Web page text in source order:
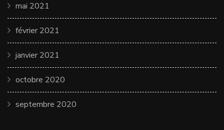
mai 2021
février 2021
janvier 2021
octobre 2020
septembre 2020